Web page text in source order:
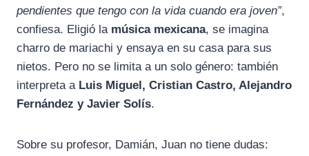
pendientes que tengo con la vida cuando era joven”,
confiesa. Eligió la música mexicana, se imagina
charro de mariachi y ensaya en su casa para sus
nietos. Pero no se limita a un solo género: también
interpreta a Luis Miguel, Cristian Castro, Alejandro
Fernández y Javier Solís.
Sobre su profesor, Damián, Juan no tiene dudas: